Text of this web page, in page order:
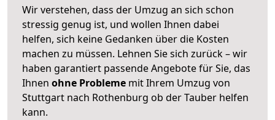
Wir verstehen, dass der Umzug an sich schon
stressig genug ist, und wollen Ihnen dabei
helfen, sich keine Gedanken über die Kosten
machen zu müssen. Lehnen Sie sich zurück – wir
haben garantiert passende Angebote für Sie, das
Ihnen ohne Probleme mit Ihrem Umzug von
Stuttgart nach Rothenburg ob der Tauber helfen
kann.